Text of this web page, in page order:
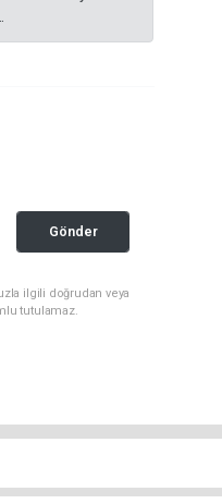
Gönder
ilgili doğrudan veya
tutulamaz.